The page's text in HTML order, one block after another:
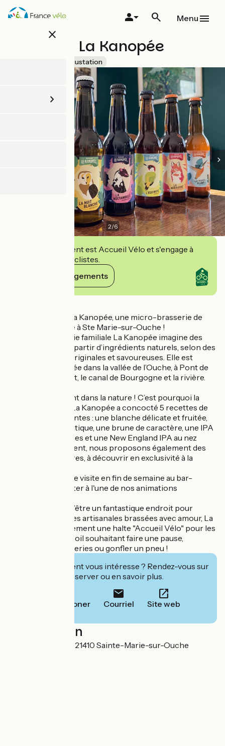
Aller
au
close
Menu
Brasserie La Kanopée
Dégustation
2/6
Cet établissement est Accueil Vélo et s'engage à
accueillir des cyclistes.
Voir ses engagements
Bienvenue dans La Kanopée, une micro-brasserie de
Bourgogne, située à Ste Marie-sur-Ouche !
La micro-brasserie familiale La Kanopée imagine des
bières brassées à partir d’ingrédients naturels, selon des
recettes à la fois originales et savoureuses. Elle est
idéalement installée dans la vallée de l’Ouche, à Pont de
Pany, entre la forêt, le canal de Bourgogne et la rivière.
Tous les goûts sont dans la nature ! C’est pourquoi la
micro-brasserie La Kanopée a concocté 5 recettes de
bières très différentes : une blanche délicate et fruitée,
une blonde aromatique, une brune de caractère, une IPA
aux notes d’agrumes et une New England IPA au nez
fruité. Régulièrement, nous proposons également des
recettes éphémères, à découvrir en exclusivité à la
Venez nous rendre visite en fin de semaine au bar-
boutique, ou assister à l'une de nos animations
A noter : en plus d’être un fantastique endroit pour
déguster des bières artisanales brassées avec amour, La
Kanopée est également une halte "Accueil Vélo" pour les
cyclistes de tout poil souhaitant faire une pause,
recharger les batteries ou gonfler un pneu !
Cet établissement vous intéresse ? Rendez-vous sur
leur site pour réserver ou en savoir plus.
Téléphoner Courriel Site web
Localisation
255 rue de la Gare 21410 Sainte-Marie-sur-Ouche